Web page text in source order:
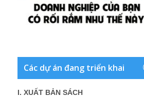
Các dự án đang triển khai
I. XUẤT BẢN SÁCH